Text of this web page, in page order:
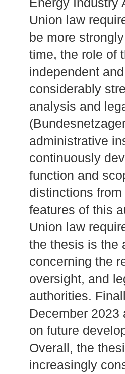
Union law
be more
time, the role of
independent
considerably
analysis and
administrative
continuously
function and
distinctions
features of this
Union law
the thesis is the
concerning the
oversight, and
authorities.
December 2023
on future
Overall, the
increasingly